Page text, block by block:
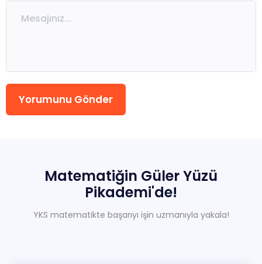
9. Sınıflar
Eğitmen Kadromuz
Yorumunu Gönder
Matematiğin GülerYüzü
Pikademi'de!
YKS matematikte başarıyı işin uzmanıyla yakala!